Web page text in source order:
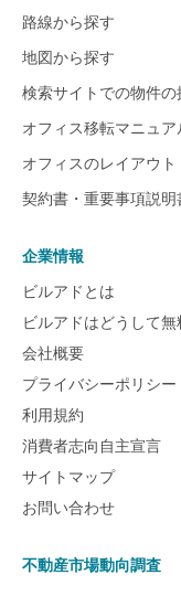
路線から探す
地図から探す
検索サイトでの物件の
オフィス移転マニュア
オフィスのレイアウト
契約書・重要事項説明
企業情報
ビルアドとは
ビルアドはどうして無
会社概要
プライバシーポリシー
利用規約
消費者志向自主宣言
サイトマップ
お問い合わせ
不動産市場動向調査